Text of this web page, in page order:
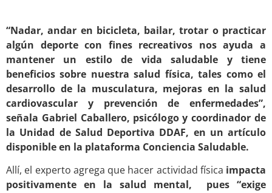
“Nadar, andar en bicicleta, bailar, trotar o practicar
algún deporte con fines recreativos nos ayuda a
mantener un estilo de vida saludable y tiene
beneficios sobre nuestra salud física, tales como el
desarrollo de la musculatura, mejoras en la salud
cardiovascular y prevención de enfermedades”,
señala Gabriel Caballero, psicólogo y coordinador de
la Unidad de Salud Deportiva DDAF, en un artículo
disponible en la plataforma Conciencia Saludable.
Allí, el experto agrega que hacer actividad física impacta
positivamente en la salud mental, pues “exige